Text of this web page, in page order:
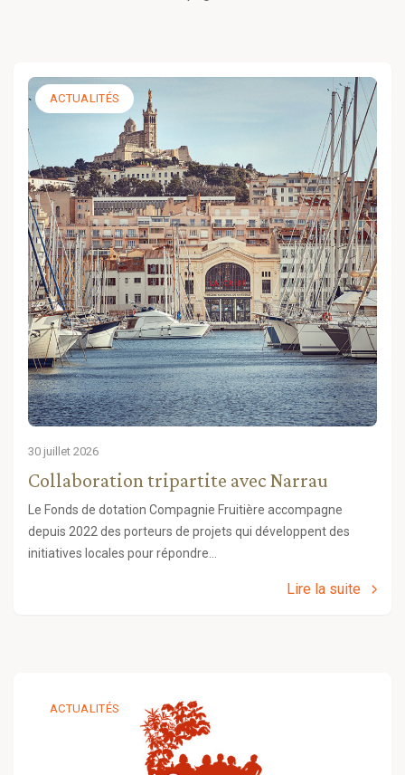
ACTUALITÉS
30 juillet 2026
Collaboration tripartite avec Narrau
Le Fonds de dotation Compagnie Fruitière accompagne
depuis 2022 des porteurs de projets qui développent des
initiatives locales pour répondre…
Lire la suite
ACTUALITÉS